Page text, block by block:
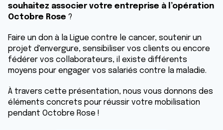
souhaitez associer votre entreprise à l’opération
Octobre Rose ?
Faire un don à la Ligue contre le cancer, soutenir un
projet d'envergure, sensibiliser vos clients ou encore
fédérer vos collaborateurs, il existe différents
moyens pour engager vos salariés contre la maladie.
À travers cette présentation, nous vous donnons des
éléments concrets pour réussir votre mobilisation
pendant Octobre Rose !